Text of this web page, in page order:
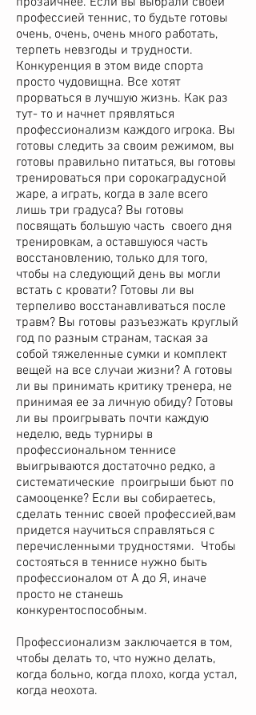
профессией теннис, то будьте готовы
очень, очень, очень много работать,
терпеть невзгоды и трудности.
Конкуренция в этом виде спорта
просто чудовищна. Все хотят
прорваться в лучшую жизнь. Как раз
тут- то и начнет прявляться
профессионализм каждого игрока. Вы
готовы следить за своим режимом, вы
готовы правильно питаться, вы готовы
тренироваться при сорокаградусной
жаре, а играть, когда в зале всего
лишь три градуса? Вы готовы
посвящать большую часть своего дня
тренировкам, а оставшуюся часть
восстановлению, только для того,
чтобы на следующий день вы могли
встать с кровати? Готовы ли вы
терпеливо восстанавливаться после
травм? Вы готовы разъезжать круглый
год по разным странам, таская за
собой тяжеленные сумки и комплект
вещей на все случаи жизни? А готовы
ли вы принимать критику тренера, не
принимая ее за личную обиду? Готовы
ли вы проигрывать почти каждую
неделю, ведь турниры в
профессиональном теннисе
выигрываются достаточно редко, а
систематические проигрыши бьют по
самооценке? Если вы собираетесь,
сделать теннис своей профессией,вам
придется научиться справляться с
перечисленными трудностями. Чтобы
состояться в теннисе нужно быть
профессионалом от А до Я, иначе
просто не станешь
конкурентоспособным.
Профессионализм заключается в том,
чтобы делать то, что нужно делать,
когда больно, когда плохо, когда устал,
когда неохота.